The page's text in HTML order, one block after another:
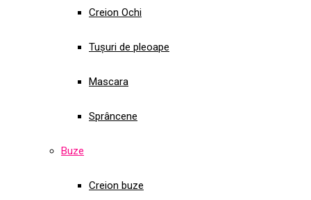
Creion Ochi
Tușuri de pleoape
Mascara
Sprâncene
Buze
Creion buze